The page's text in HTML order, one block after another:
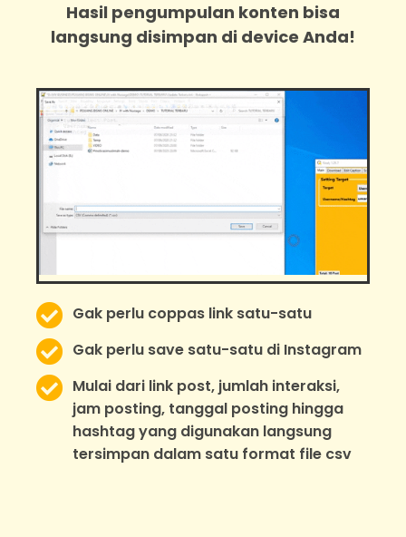
Hasil pengumpulan konten bisa
langsung disimpan di device Anda!
Gak perlu coppas link satu-satu
Gak perlu save satu-satu di Instagram
Mulai dari link post, jumlah interaksi,
jam posting, tanggal posting hingga
hashtag yang digunakan langsung
tersimpan dalam satu format file csv